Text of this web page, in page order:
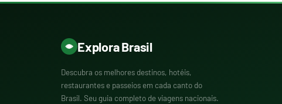
Explora Brasil
Descubra os melhores destinos, hotéis,
restaurantes e passeios em cada canto do
Brasil. Seu guia completo de viagens nacionais.